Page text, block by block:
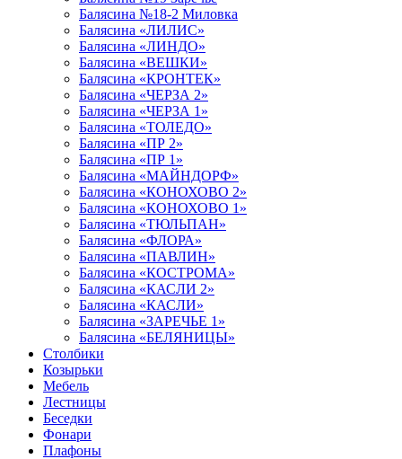
Балясина №18-2 Миловка
Балясина «ЛИЛИС»
Балясина «ЛИНДО»
Балясина «ВЕШКИ»
Балясина «КРОНТЕК»
Балясина «ЧЕРЗА 2»
Балясина «ЧЕРЗА 1»
Балясина «ТОЛЕДО»
Балясина «ПР 2»
Балясина «ПР 1»
Балясина «МАЙНДОРФ»
Балясина «КОНОХОВО 2»
Балясина «КОНОХОВО 1»
Балясина «ТЮЛЬПАН»
Балясина «ФЛОРА»
Балясина «ПАВЛИН»
Балясина «КОСТРОМА»
Балясина «КАСЛИ 2»
Балясина «КАСЛИ»
Балясина «ЗАРЕЧЬЕ 1»
Балясина «БЕЛЯНИЦЫ»
Столбики
Козырьки
Мебель
Лестницы
Беседки
Фонари
Плафоны